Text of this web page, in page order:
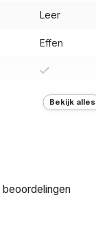
Leer
Effen
Broekriem
Volwassenen
Bekijk alles
beoordelingen